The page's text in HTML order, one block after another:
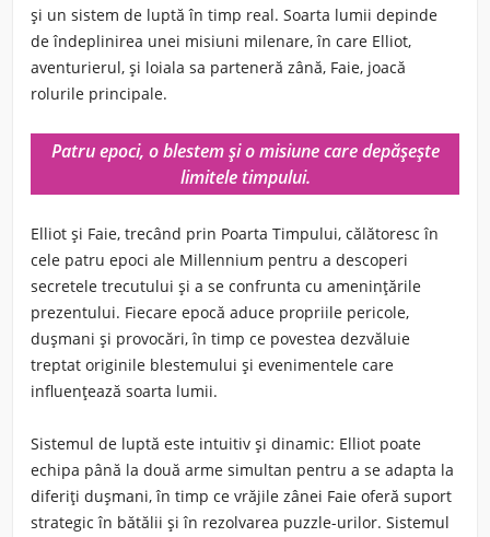
și un sistem de luptă în timp real. Soarta lumii depinde
de îndeplinirea unei misiuni milenare, în care Elliot,
aventurierul, și loiala sa parteneră zână, Faie, joacă
rolurile principale.
Patru epoci, o blestem și o misiune care depășește
limitele timpului.
Elliot și Faie, trecând prin Poarta Timpului, călătoresc în
cele patru epoci ale Millennium pentru a descoperi
secretele trecutului și a se confrunta cu amenințările
prezentului. Fiecare epocă aduce propriile pericole,
dușmani și provocări, în timp ce povestea dezvăluie
treptat originile blestemului și evenimentele care
influențează soarta lumii.
Sistemul de luptă este intuitiv și dinamic: Elliot poate
echipa până la două arme simultan pentru a se adapta la
diferiți dușmani, în timp ce vrăjile zânei Faie oferă suport
strategic în bătălii și în rezolvarea puzzle-urilor. Sistemul